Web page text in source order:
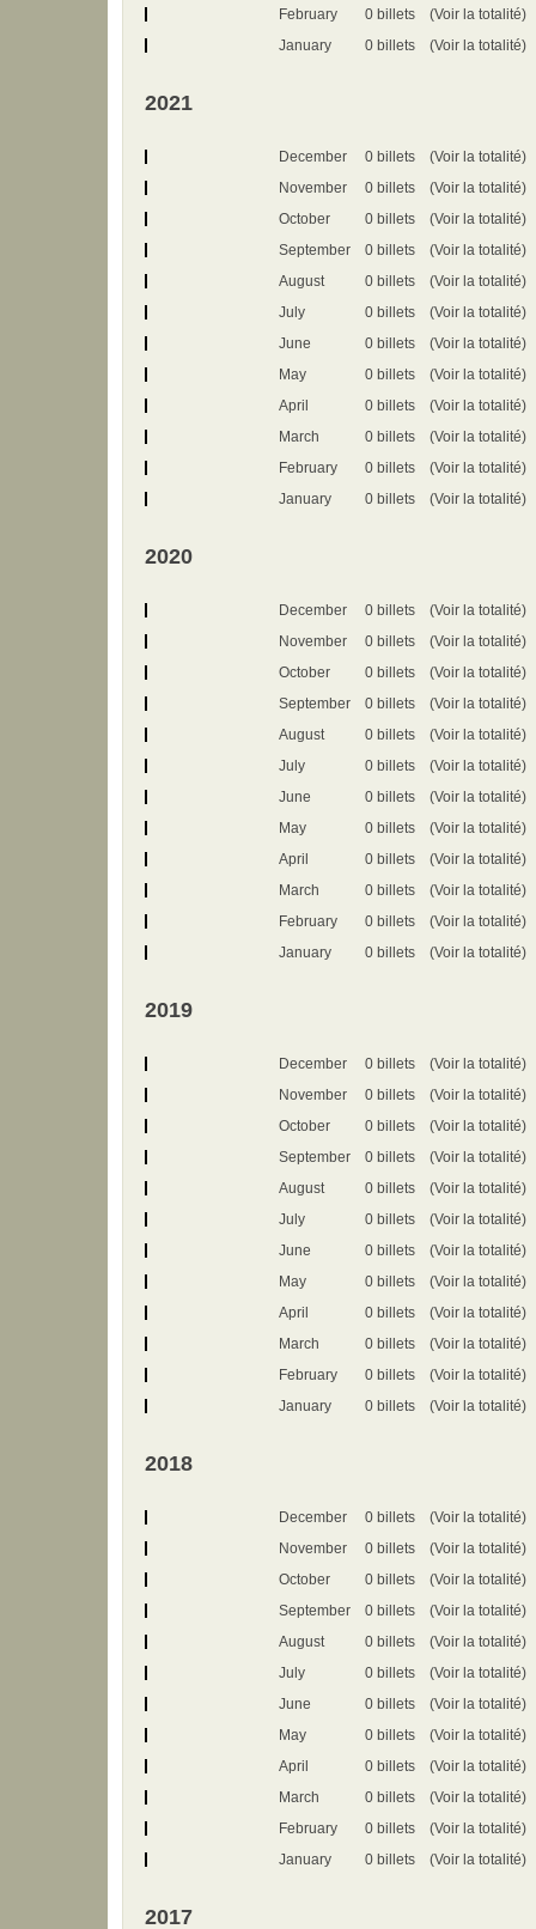
February
0 billets
(Voir la totalité)
January
0 billets (Voir la totalité)
2021
December 0 billets
(Voir la totalité)
November
0 billets
(Voir la totalité)
October
0 billets
(Voir la totalité)
September
0 billets
(Voir la totalité)
August
0 billets
(Voir la totalité)
July
0 billets
(Voir la totalité)
June
0 billets
(Voir la totalité)
May
0 billets
(Voir la totalité)
April
0 billets
(Voir la totalité)
March
0 billets
(Voir la totalité)
February
0 billets
(Voir la totalité)
January
0 billets (Voir la totalité)
2020
December 0 billets
(Voir la totalité)
November
0 billets
(Voir la totalité)
October
0 billets
(Voir la totalité)
September
0 billets
(Voir la totalité)
August
0 billets
(Voir la totalité)
July
0 billets
(Voir la totalité)
June
0 billets
(Voir la totalité)
May
0 billets
(Voir la totalité)
April
0 billets
(Voir la totalité)
March
0 billets
(Voir la totalité)
February
0 billets
(Voir la totalité)
January
0 billets (Voir la totalité)
2019
December 0 billets
(Voir la totalité)
November
0 billets
(Voir la totalité)
October
0 billets
(Voir la totalité)
September
0 billets
(Voir la totalité)
August
0 billets
(Voir la totalité)
July
0 billets
(Voir la totalité)
June
0 billets
(Voir la totalité)
May
0 billets
(Voir la totalité)
April
0 billets
(Voir la totalité)
March
0 billets
(Voir la totalité)
February
0 billets
(Voir la totalité)
January
0 billets (Voir la totalité)
2018
December 0 billets
(Voir la totalité)
November
0 billets
(Voir la totalité)
October
0 billets
(Voir la totalité)
September
0 billets
(Voir la totalité)
August
0 billets
(Voir la totalité)
July
0 billets
(Voir la totalité)
June
0 billets
(Voir la totalité)
May
0 billets
(Voir la totalité)
April
0 billets
(Voir la totalité)
March
0 billets
(Voir la totalité)
February
0 billets
(Voir la totalité)
January
0 billets (Voir la totalité)
2017